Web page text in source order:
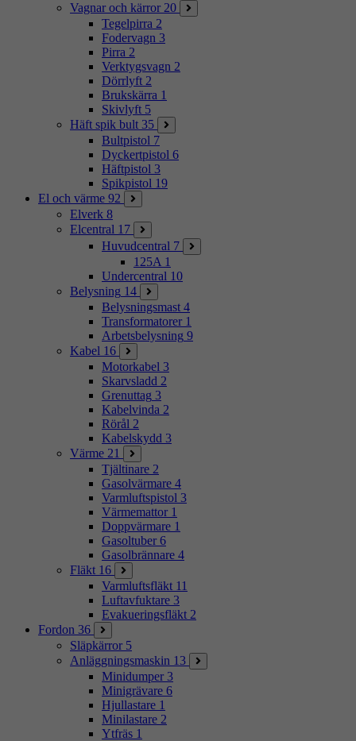
Vagnar och kärror 20
Tegelpirra 2
Fodervagn 3
Pirra 2
Verktygsvagn 2
Dörrlyft 2
Brukskärra 1
Skivlyft 5
Häft spik bult 35
Bultpistol 7
Dyckertpistol 6
Häftpistol 3
Spikpistol 19
El och värme 92
Elverk 8
Elcentral 17
Huvudcentral 7
125A 1
Undercentral 10
Belysning 14
Belysningsmast 4
Transformatorer 1
Arbetsbelysning 9
Kabel 16
Motorkabel 3
Skarvsladd 2
Grenuttag 3
Kabelvinda 2
Rörål 2
Kabelskydd 3
Värme 21
Tjältinare 2
Gasolvärmare 4
Varmluftspistol 3
Värmemattor 1
Doppvärmare 1
Gasoltuber 6
Gasolbrännare 4
Fläkt 16
Varmluftsfläkt 11
Luftavfuktare 3
Evakueringsfläkt 2
Fordon 36
Släpkärror 5
Anläggningsmaskin 13
Minidumper 3
Minigrävare 6
Hjullastare 1
Minilastare 2
Ytfräs 1